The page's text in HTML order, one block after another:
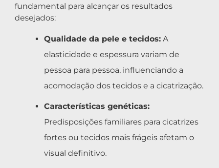
fundamental para alcançar os resultados
desejados:
Qualidade da pele e tecidos: A
elasticidade e espessura variam de
pessoa para pessoa, influenciando a
acomodação dos tecidos e a cicatrização.
Características genéticas:
Predisposições familiares para cicatrizes
fortes ou tecidos mais frágeis afetam o
visual definitivo.